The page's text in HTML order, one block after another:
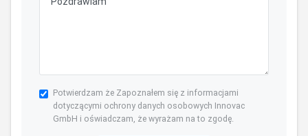
Potwierdzam że Zapoznałem się z informacjami
dotyczącymi ochrony danych osobowych Innovac
GmbH i oświadczam, że wyrażam na to zgodę.